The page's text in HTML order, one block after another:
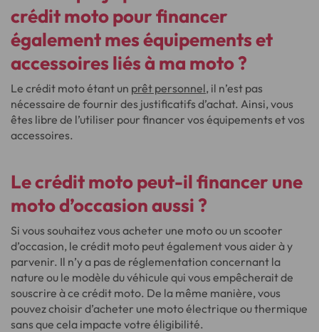
crédit moto pour financer
également mes équipements et
accessoires liés à ma moto ?
Le crédit moto étant un prêt personnel, il n’est pas
nécessaire de fournir des justificatifs d’achat. Ainsi, vous
êtes libre de l’utiliser pour financer vos équipements et vos
accessoires.
Le crédit moto peut-il financer une
moto d’occasion aussi ?
Si vous souhaitez vous acheter une moto ou un scooter
d’occasion, le crédit moto peut également vous aider à y
parvenir. Il n’y a pas de réglementation concernant la
nature ou le modèle du véhicule qui vous empêcherait de
souscrire à ce crédit moto. De la même manière, vous
pouvez choisir d’acheter une moto électrique ou thermique
sans que cela impacte votre éligibilité.